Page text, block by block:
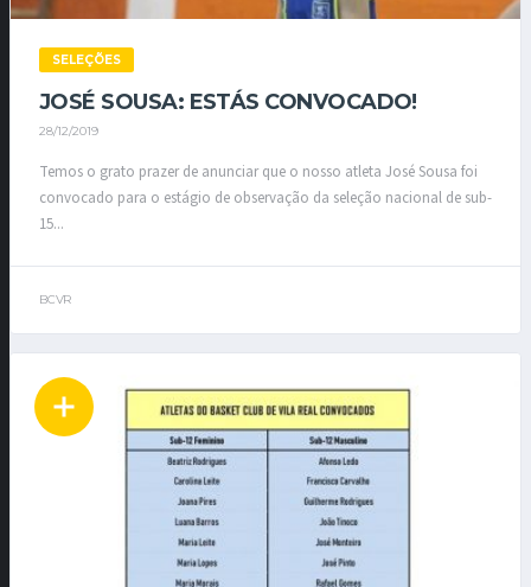
SELEÇÕES
JOSÉ SOUSA: ESTÁS CONVOCADO!
28/12/2019
Temos o grato prazer de anunciar que o nosso atleta José Sousa foi
convocado para o estágio de observação da seleção nacional de sub-
15...
BCVR